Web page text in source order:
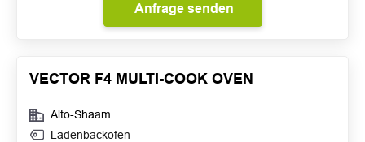
Anfrage senden
VECTOR F4 MULTI-COOK OVEN
Alto-Shaam
Ladenbacköfen